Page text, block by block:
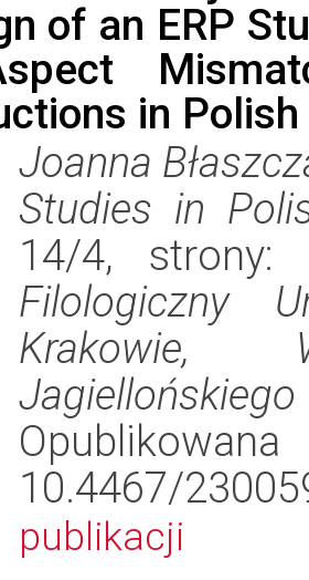
of an ERP
in Polish
Joanna
Studies in
14/4, strony:
Filologiczny
Krakowie,
Jagiellońskiego
Opublikowana
10.4467/
publikacji